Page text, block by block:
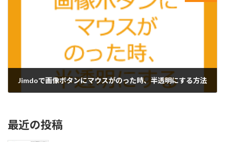
Jimdoで画像ボタンにマウスがのった時、半透明にする方法
最近の投稿